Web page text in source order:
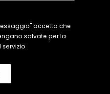
accetto che
salvate per la